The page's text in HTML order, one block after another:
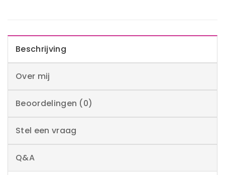
Beschrijving
Over mij
Beoordelingen (0)
Stel een vraag
Q&A